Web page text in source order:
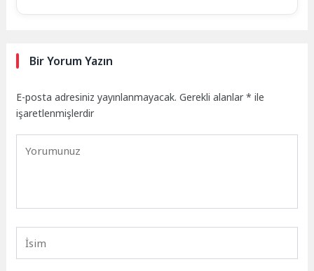
Bir Yorum Yazın
E-posta adresiniz yayınlanmayacak. Gerekli alanlar* ile
işaretlenmişlerdir